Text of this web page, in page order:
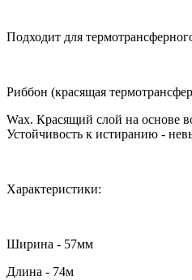
Подходит для
Риббон (красящая
Wax. Красящий слой на основе
Устойчивость к истиранию -
Характеристики:
Ширина - 57мм
Длина - 74м